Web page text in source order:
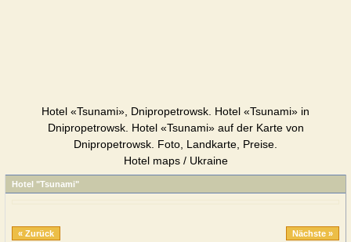
Hotel «Tsunami», Dnipropetrowsk. Hotel «Tsunami» in
Dnipropetrowsk. Hotel «Tsunami» auf der Karte von
Dnipropetrowsk. Foto, Landkarte, Preise.
Hotel maps / Ukraine
Hotel "Tsunami"
« Zurück Nächste »